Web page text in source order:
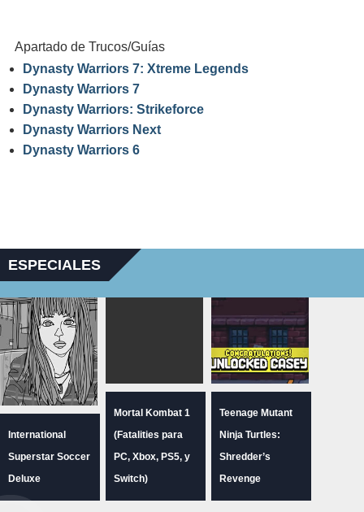
Apartado de Trucos/Guías
Dynasty Warriors 7: Xtreme Legends
Dynasty Warriors 7
Dynasty Warriors: Strikeforce
Dynasty Warriors Next
Dynasty Warriors 6
ESPECIALES
International
Superstar Soccer
Deluxe
Mortal Kombat 1
(Fatalities para
PC, Xbox, PS5, y
Switch)
Teenage Mutant
Ninja Turtles:
Shredder’s
Revenge